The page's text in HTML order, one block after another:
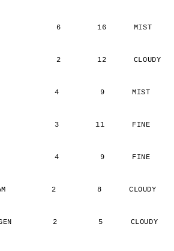
6        16      MIST
2        12      CLOUDY
4         9      MIST
3        11      FINE
4         9      FINE
2         8      CLOUDY
2         5      CLOUDY